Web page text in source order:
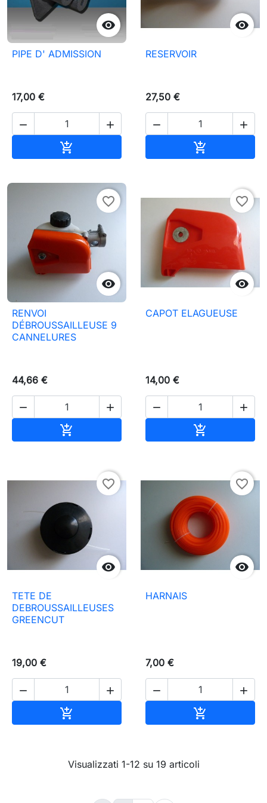

PIPE D' ADMISSION
17,00 €
 


RESERVOIR
27,50 €
 


favorite_border
RENVOI
DÉBROUSSAILLEUSE 9
CANNELURES
44,66 €
 


favorite_border
CAPOT ELAGUEUSE
14,00 €
 


favorite_border
TETE DE
DEBROUSSAILLEUSES
GREENCUT
19,00 €
 


favorite_border
HARNAIS
7,00 €
 

Visualizzati 1-12 su 19 articoli